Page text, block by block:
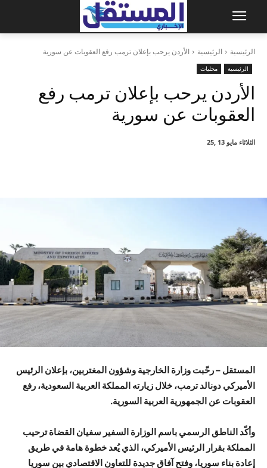
الرئيسية الرئيسية الأردن يرحب بإعلان ترمب رفع العقوبات عن سورية
الرئيسية محليات
الأردن يرحب بإعلان ترمب رفع
العقوبات عن سورية
الثلاثاء مايو 13 ,25
المستقل – رحّبت وزارة الخارجية وشؤون المغتربين، بإعلان الرئيس
الأميركي دونالد ترمب، خلال زيارته المملكة العربية السعودية، رفع
العقوبات عن الجمهورية العربية السورية.
وأكّد الناطق الرسمي باسم الوزارة السفير سفيان القضاة ترحيب
المملكة بقرار الرئيس الأميركي، الذي يُعد خطوة هامة في طريق
إعادة بناء سوريا، وفتح آفاق جديدة للتعاون الاقتصادي بين سوريا